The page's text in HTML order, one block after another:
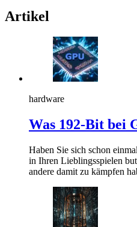
Artikel
hardware
Was 192-Bit bei
Haben Sie sich schon
in Ihren Lieblingsspielen
andere damit zu kämpfen